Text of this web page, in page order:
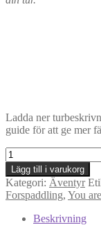
Ladda ner
guide för att ge mer
Äventyr
20:
Lagom
vild
forspaddling
Lägg till i varukorg
Kategori: Äventyr
Forspaddling, You
Beskrivning